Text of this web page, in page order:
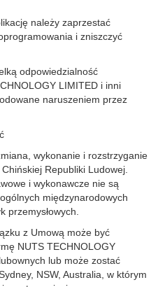
należy zaprzestać
i zniszczyć
odpowiedzialność
LIMITED i inni
naruszeniem przez
wykonanie i rozstrzyganie
Republiki Ludowej.
i wykonawcze nie są
międzynarodowych
przemysłowych.
z Umową może być
NUTS TECHNOLOGY
lub może zostać
NSW, Australia, w którym